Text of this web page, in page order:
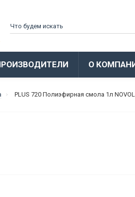
О
PLUS 720 Полиэфирная смола 1л NOVOL